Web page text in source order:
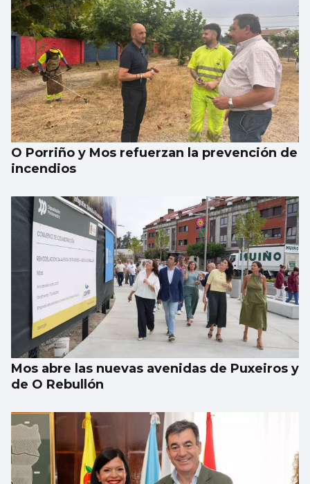
O Porriño y Mos refuerzan la prevención de
incendios
Mos abre las nuevas avenidas de Puxeiros y
de O Rebullón